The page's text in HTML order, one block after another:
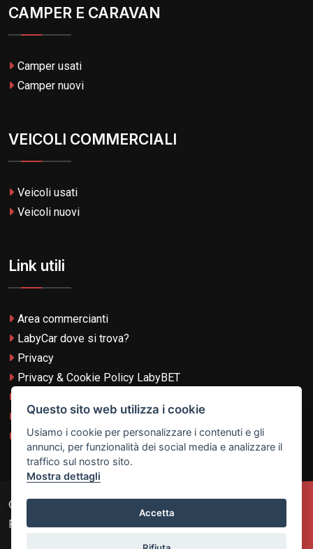
CAMPER E CARAVAN
Camper usati
Camper nuovi
VEICOLI COMMERCIALI
Veicoli usati
Veicoli nuovi
Link utili
Area commercianti
LabyCar dove si trova?
Privacy
Privacy & Cookie Policy LabyBET
Termini e Condizioni LabyBET
Login con TikTok
© 2026
Rights Reserved.
Questo sito web utilizza i cookie
Usiamo i cookie per personalizzare i contenuti e gli
annunci, per funzionalità dei social media e analizzare il
traffico sul nostro sito.
Mostra dettagli
Accetta